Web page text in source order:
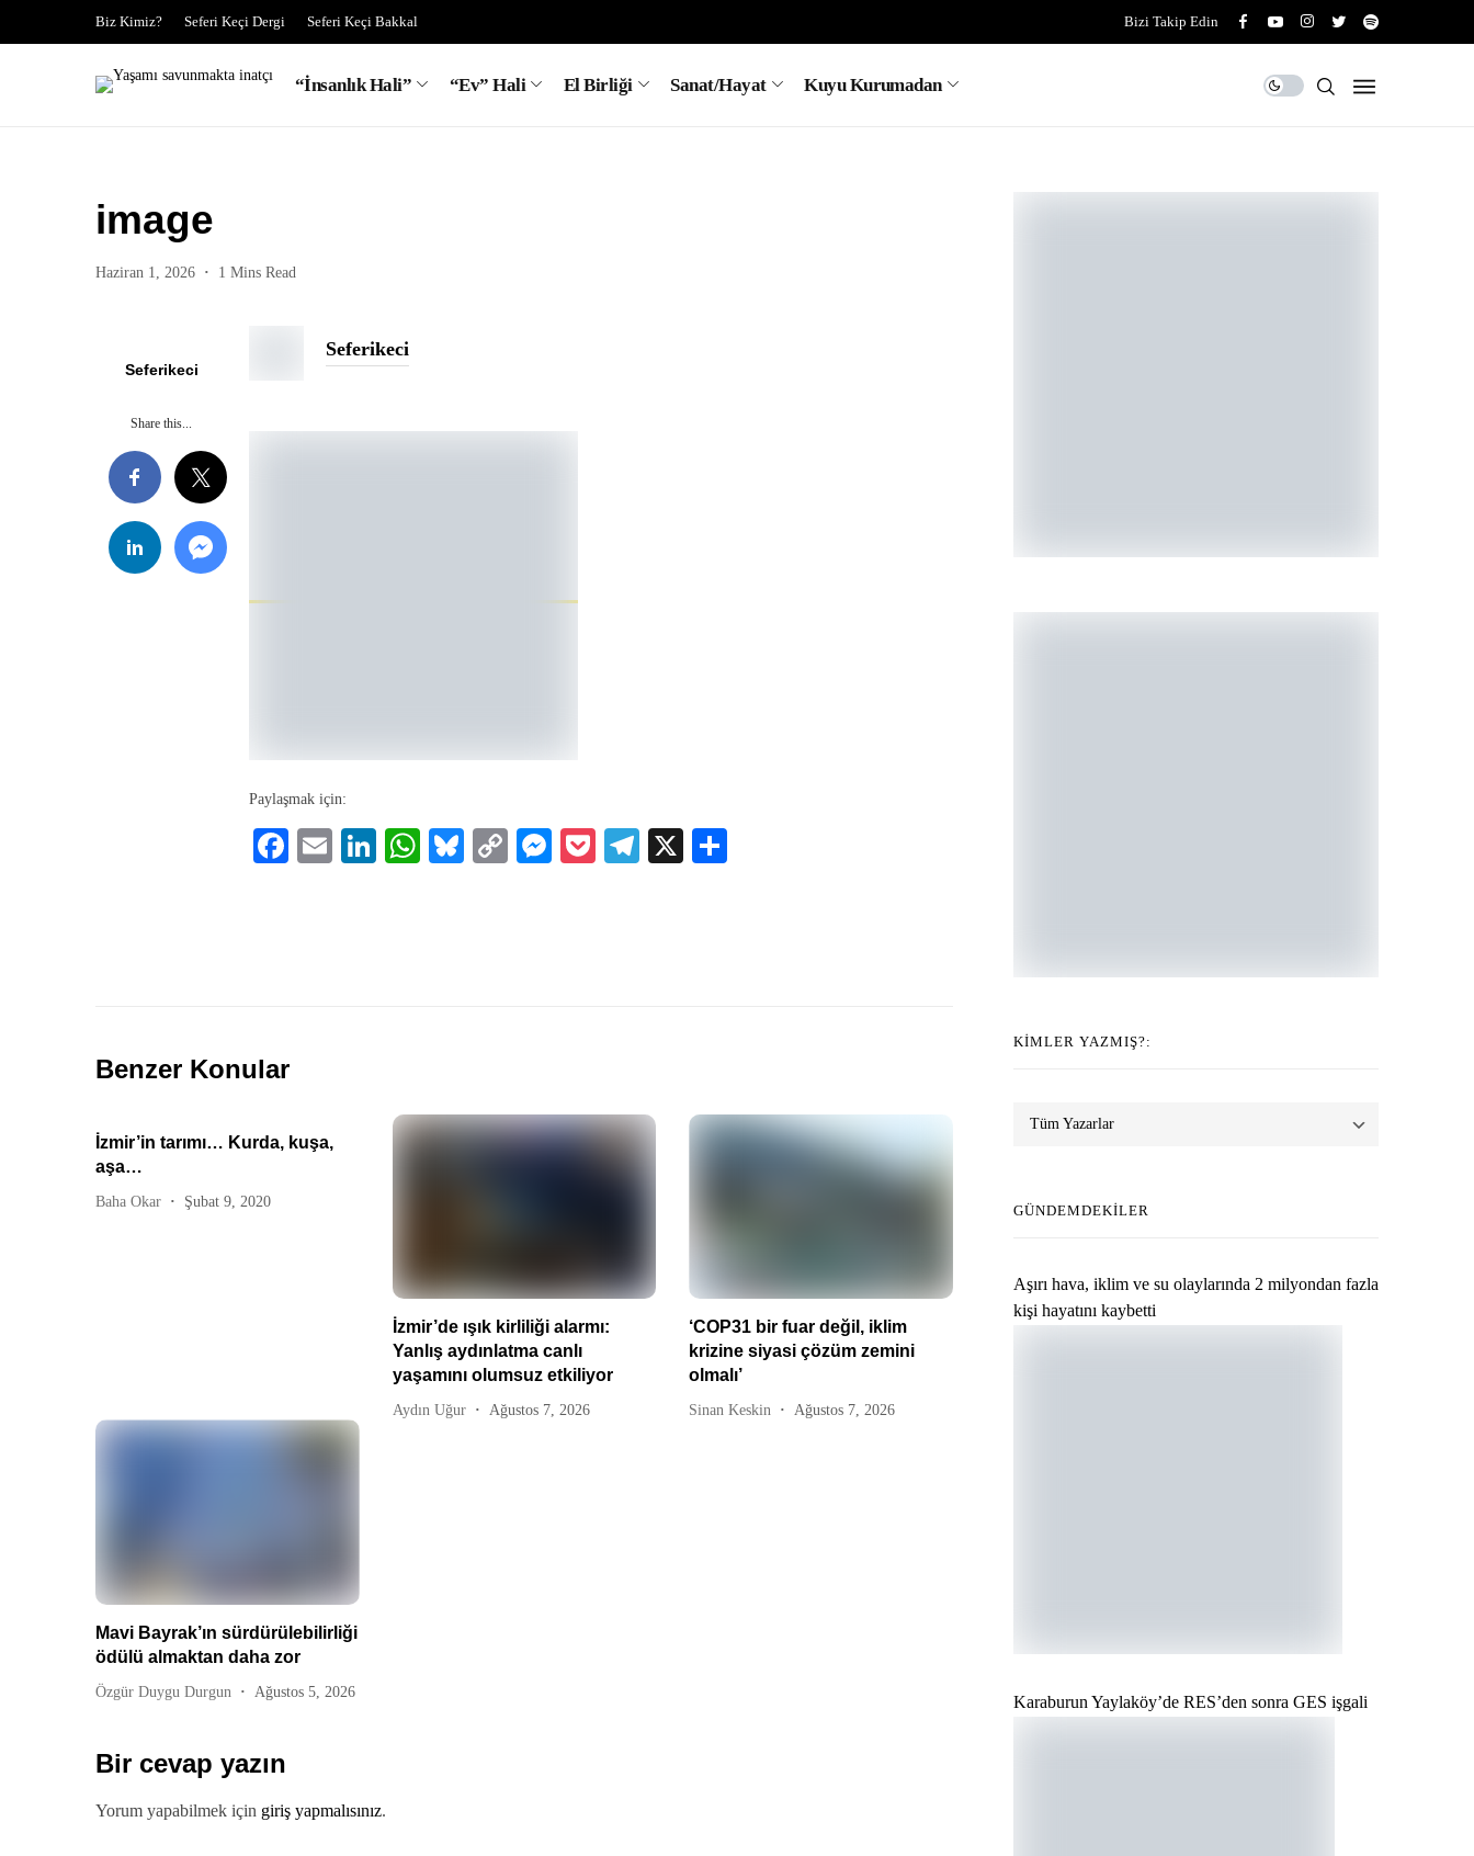
Biz Kimiz? Seferi Keçi Dergi Seferi Keçi Bakkal Bizi Takip Edin
“İnsanlık Hali” “Ev” Hali El Birliği Sanat/Hayat Kuyu Kurumadan
image
Haziran 1, 2026 1 Mins Read
Seferikeci
Share this...
Seferikeci
Paylaşmak için:
Facebook
EmailLinkedIn
WhatsApp
Bluesky
CopyMessenger
PocketTelegram
X
Benzer Konular
İzmir’in tarımı… Kurda, kuşa,
aşa…
Baha Okar Şubat 9, 2020
İzmir’de ışık kirliliği alarmı:
Yanlış aydınlatma canlı
yaşamını olumsuz etkiliyor
Aydın Uğur Ağustos 7, 2026
‘COP31 bir fuar değil, iklim
krizine siyasi çözüm zemini
olmalı’
Sinan Keskin Ağustos 7, 2026
Mavi Bayrak’ın sürdürülebilirliği
ödülü almaktan daha zor
Özgür Duygu Durgun Ağustos 5, 2026
Bir cevap yazın
Yorum yapabilmek için giriş yapmalısınız.
KIMLER YAZMIŞ?:
GÜNDEMDEKILER
Aşırı hava, iklim ve su olaylarında 2 milyondan fazla
kişi hayatını kaybetti
Karaburun Yaylaköy’de RES’den sonra GES işgali